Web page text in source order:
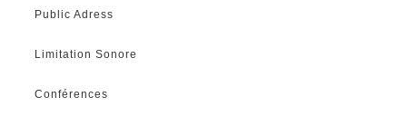
Public Adress
Limitation Sonore
Conférences